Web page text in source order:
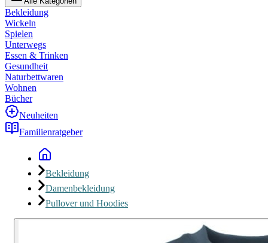
Bekleidung
Wickeln
Spielen
Unterwegs
Essen & Trinken
Gesundheit
Naturbettwaren
Wohnen
Bücher
Neuheiten
Familienratgeber
Bekleidung
Damenbekleidung
Pullover und Hoodies